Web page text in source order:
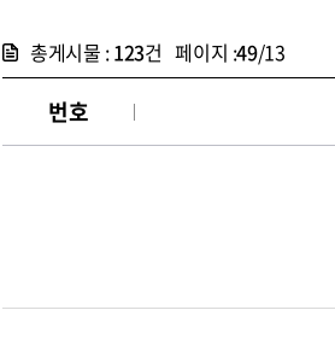
총게시물 :123건 페이지 :49/13
번호